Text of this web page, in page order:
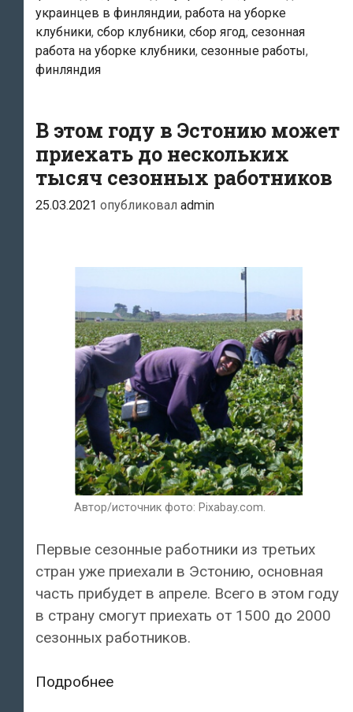
хватает
украинцев
дефицитом
рабочей
силы
украинцев в финляндии, работа на уборке
клубники, сбор клубники, сбор ягод, сезонная
работа на уборке клубники, сезонные работы,
финляндия
В этом году в Эстонию может
приехать до нескольких
тысяч сезонных работников
25.03.2021 опубликовал admin
Автор/источник фото: Pixabay.com.
Первые сезонные работники из третьих
стран уже приехали в Эстонию, основная
часть прибудет в апреле. Всего в этом году
в страну смогут приехать от 1500 до 2000
сезонных работников.
ПодробнееВ